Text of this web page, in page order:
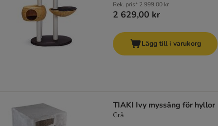
Rek. pris* 2 999,00 kr
2 629,00 kr
Lägg till i varukorg
TIAKI Ivy myssäng för hyllor
Grå